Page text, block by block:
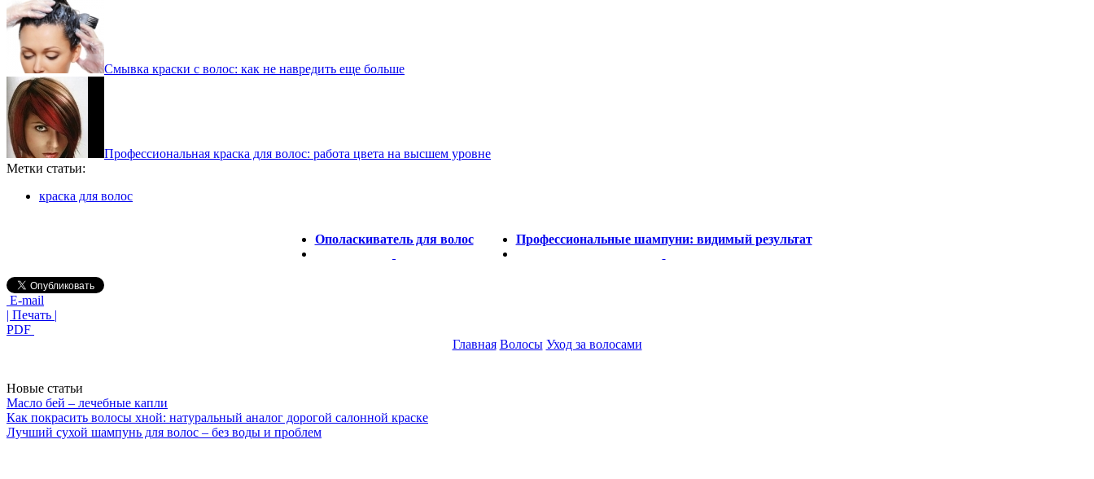
Смывка краски с волос: как не навредить еще больше
Профессиональная краска для волос: работа цвета на высшем уровне
Метки статьи:
краска для волос
Ополаскиватель для волос Профессиональные шампуни: видимый результат
E-mail
| Печать |
PDF
Главная Волосы Уход за волосами
Новые статьи
Масло бей – лечебные капли
Как покрасить волосы хной: натуральный аналог дорогой салонной краске
Лучший сухой шампунь для волос – без воды и проблем